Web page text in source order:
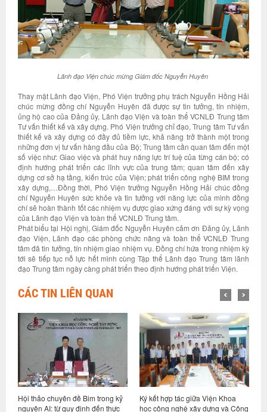
Lãnh đạo Viện chúc mừng Giám đốc Nguyễn Huyên
Thay mặt Lãnh đạo Viện, Phó Viện trưởng phụ trách Nguyễn Hồng Hải
chúc mừng đồng chí Nguyễn Huyên đã được sự tin tưởng, tín nhiệm,
ủng hộ cao của Đảng ủy, Lãnh đạo Viện và toàn thể VCNLĐ Trung tâm
Tư vấn thiết kế và xây dựng. Phó Viện trưởng chỉ đạo, Trung tâm Tư vấn
thiết kế và xây dựng có đầy đủ tiềm lực, khả năng trở thành một trong
những đơn vị tư vấn hàng đầu của Bộ; Trung tâm cần quan tâm đến một
số việc như: Giao việc và phát huy năng lực trí tuệ của từng cán bộ; có
định hướng phát triển các lĩnh vực của trung tâm; quan tâm đến xây
dựng cơ sở hạ tầng, kiến trúc của Viện; phát triển công nghệ BIM trong
xây dựng,…Đồng thời, Phó Viện trưởng Nguyễn Hồng Hải chúc đồng
chí Nguyễn Huyên sức khỏe và tin tưởng với năng lực của mình đồng
chí sẽ hoàn thành tốt các nhiệm vụ được giao xứng đáng với sự kỳ vọng
của Lãnh đạo Viện và toàn thể VCNLĐ Trung tâm.
Phát biểu tại Hội nghị, Giám đốc Nguyễn Huyên cảm ơn Đảng ủy, Lãnh
đạo Viện, Lãnh đạo các phòng chức năng và toàn thể VCNLĐ Trung
tâm đã tin tưởng, tín nhiệm giao nhiệm vụ. Đồng chí hứa trong nhiệm kỳ
tới sẽ tiếp tục nỗ lực hết mình cùng Tập thể Lãnh đạo Trung tâm lãnh
đạo Trung tâm ngày càng phát triển theo định hướng phát triển Viện.
CÁC TIN LIÊN QUAN
Hội thảo chuyên đề Bim trong kỷ
nguyên AI: từ quy định đến thực
Ký kết hợp tác giữa Viện Khoa
học công nghệ xây dựng và Công